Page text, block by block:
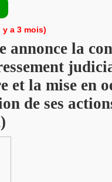
y a 3 mois)
annonce la
la mise en
de ses